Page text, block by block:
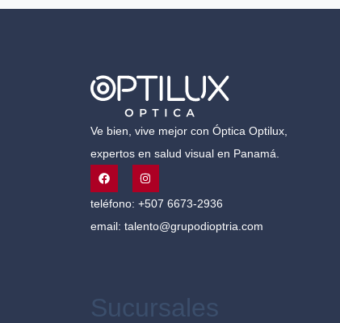
Ve bien, vive mejor con Óptica Optilux,
expertos en salud visual en Panamá.
teléfono: +507 6673-2936
email: talento@grupodioptria.com
Sucursales